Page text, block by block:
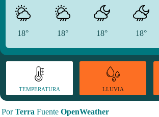
18° 18° 18° 18°
TEMPERATURA LLUVIA
PorTerra Fuente OpenWeather